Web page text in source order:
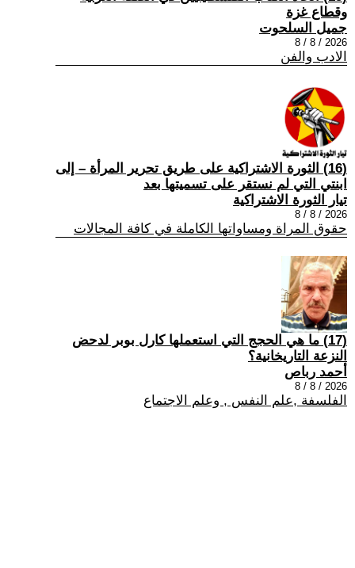
وقطاع غزة
جميل السلحوت
2026 / 8 / 8
الادب والفن
(16) الثورة الاشتراكية على طريق تحرير المرأة – إلى
ابنتي التي لم نستقر على تسميتها بعد
تيار الثورة الاشتراكية
2026 / 8 / 8
حقوق المراة ومساواتها الكاملة في كافة المجالات
(17) ما هي الحجج التي استعملها كارل بوبر لدحض
النزعة التاريخانية؟
أحمد رباص
2026 / 8 / 8
الفلسفة ,علم النفس , وعلم الاجتماع